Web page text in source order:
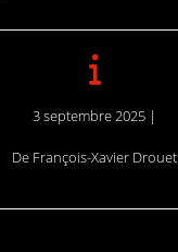
3 septembre 2025 |
De François-Xavier Drouet